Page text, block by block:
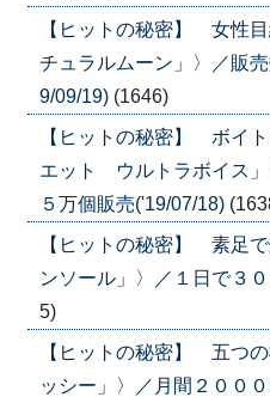
【ヒットの秘密】 女性
チュラルムーン」〉／販
9/09/19) (1646)
【ヒットの秘密】 ボイ
エット ウルトラボイス」
５万個販売('19/07/18)
【ヒットの秘密】 素足
ンソール」〉／１日で３
5)
【ヒットの秘密】 五つ
ッシー」〉／月間２００